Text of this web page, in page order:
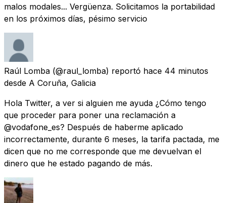
malos modales... Vergüenza. Solicitamos la portabilidad
en los próximos días, pésimo servicio
Raúl Lomba (@raul_lomba) reportó hace 44 minutos
desde A Coruña, Galicia
Hola Twitter, a ver si alguien me ayuda ¿Cómo tengo
que proceder para poner una reclamación a
@vodafone_es? Después de haberme aplicado
incorrectamente, durante 6 meses, la tarifa pactada, me
dicen que no me corresponde que me devuelvan el
dinero que he estado pagando de más.